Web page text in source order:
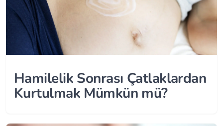
Hamilelik Sonrası Çatlaklardan
Kurtulmak Mümkün mü?